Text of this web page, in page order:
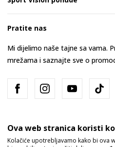
Pratite nas
Mi dijelimo naše tajne sa vama.
mrežama i saznajte sve o
Ova web stranica koristi
Kolačiće upotrebljavamo kako bi ova